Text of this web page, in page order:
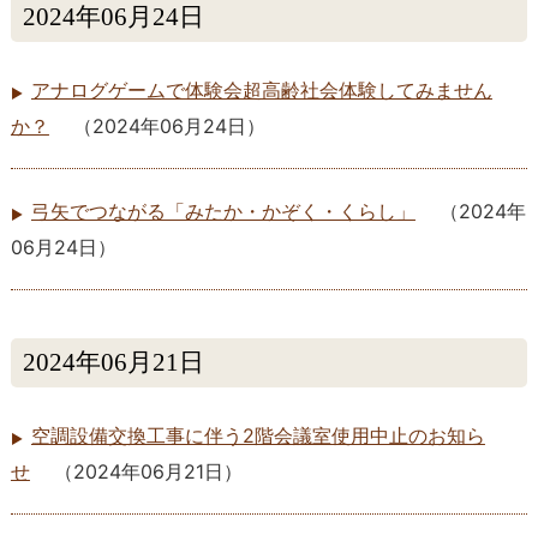
2024年06月24日
アナログゲームで体験会超高齢社会体験してみません
か？
（2024年06月24日 ）
弓矢でつながる「みたか・かぞく・くらし」 （2024年
06月24日 ）
2024年06月21日
空調設備交換工事に伴う2階会議室使用中止のお知ら
せ
（2024年06月21日 ）